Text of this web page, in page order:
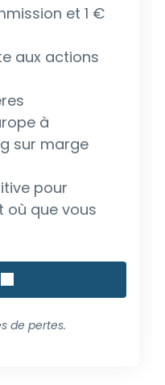
et 1 €
aux actions
à
sur marge
pour
où que vous
de pertes.